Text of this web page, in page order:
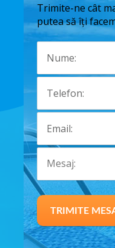
Trimite-ne cât
putea să îți